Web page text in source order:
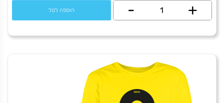
+
כמות
-
- הוספה לסל